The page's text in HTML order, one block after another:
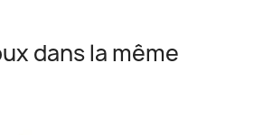
dans la même